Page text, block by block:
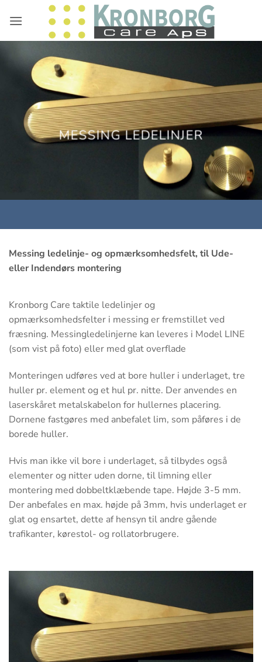
MESSING LEDELINJER
Messing ledelinje- og opmærksomhedsfelt, til Ude-
eller Indendørs montering
Kronborg Care taktile ledelinjer og
opmærksomhedsfelter i messing er fremstillet ved
fræsning. Messingledelinjerne kan leveres i Model LINE
(som vist på foto) eller med glat overflade
Monteringen udføres ved at bore huller i underlaget, tre
huller pr. element og et hul pr. nitte. Der anvendes en
laserskåret metalskabelon for hullernes placering.
Dornene fastgøres med anbefalet lim, som påføres i de
borede huller.
Hvis man ikke vil bore i underlaget, så tilbydes også
elementer og nitter uden dorne, til limning eller
montering med dobbeltklæbende tape. Højde 3-5 mm.
Der anbefales en max. højde på 3mm, hvis underlaget er
glat og ensartet, dette af hensyn til andre gående
trafikanter, kørestol- og rollatorbrugere.